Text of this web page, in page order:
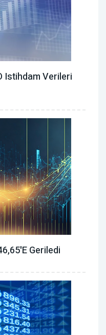
Istihdam Verileri
Geriledi